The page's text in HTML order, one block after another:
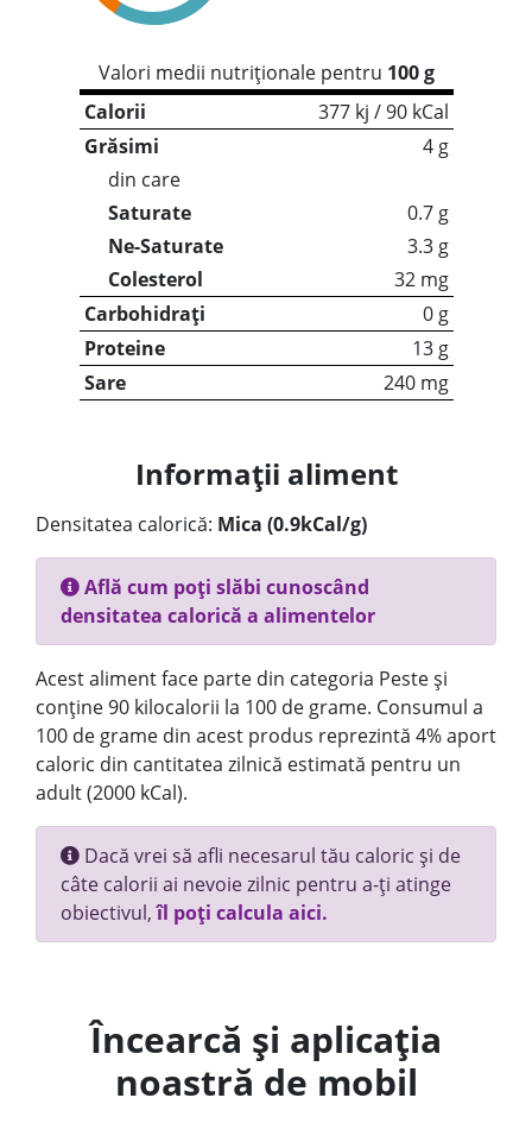
Valori medii nutriționale pentru 100 g
Calorii
377 kj / 90 kCal
Grăsimi
4 g
din care
Saturate
0.7 g
Ne-Saturate
3.3 g
Colesterol
32 mg
Carbohidrați
0 g
Proteine
13 g
Sare
240 mg
Informații aliment
Densitatea calorică: Mica (0.9kCal/g)
Află cum poți slăbi cunoscând
densitatea calorică a alimentelor
Acest aliment face parte din categoria Peste și
conține 90 kilocalorii la 100 de grame. Consumul a
100 de grame din acest produs reprezintă 4% aport
caloric din cantitatea zilnică estimată pentru un
adult (2000 kCal).
Dacă vrei să afli necesarul tău caloric și de
câte calorii ai nevoie zilnic pentru a-ți atinge
obiectivul,îl poți calcula aici.
Încearcă și aplicația
noastră de mobil